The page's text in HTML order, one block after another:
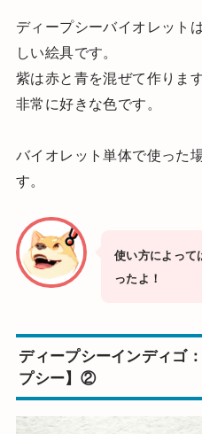
ディープシーバイオレット
しい絵具です。
紫は赤と青を混ぜて作りま
非常に好きな色です。
バイオレット単体で使った
す。
使い方によって
ったよ！
ディープシーインディゴ
プシー】②